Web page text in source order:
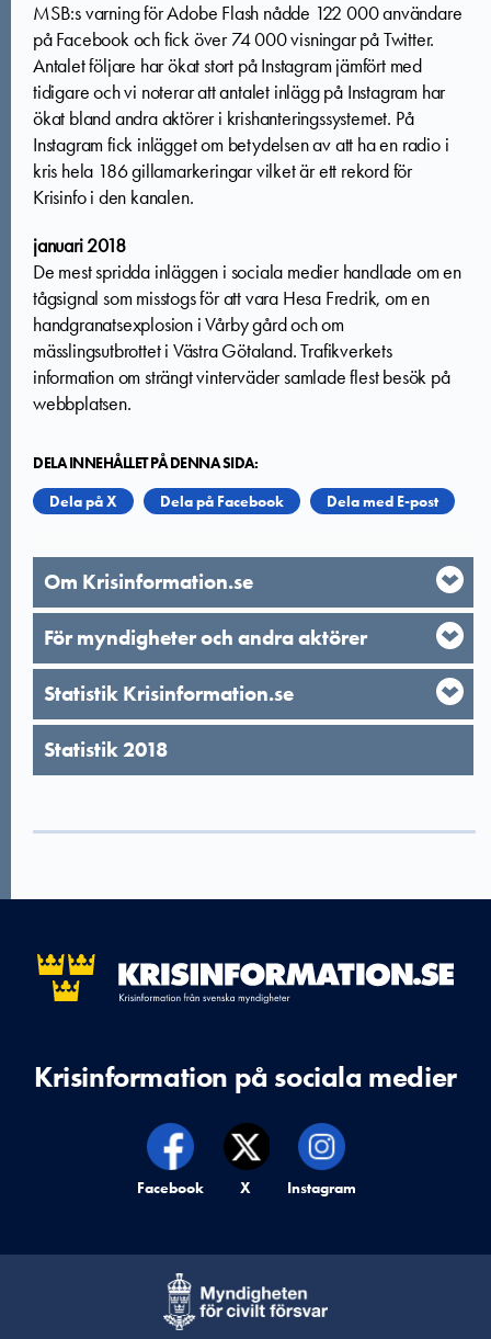
MSB:s varning för Adobe Flash nådde 122 000 användare
på Facebook och fick över 74 000 visningar på Twitter.
Antalet följare har ökat stort på Instagram jämfört med
tidigare och vi noterar att antalet inlägg på Instagram har
ökat bland andra aktörer i krishanteringssystemet. På
Instagram fick inlägget om betydelsen av att ha en radio i
kris hela 186 gillamarkeringar vilket är ett rekord för
Krisinfo i den kanalen.
januari 2018
De mest spridda inläggen i sociala medier handlade om en
tågsignal som misstogs för att vara Hesa Fredrik, om en
handgranatsexplosion i Vårby gård och om
mässlingsutbrottet i Västra Götaland. Trafikverkets
information om strängt vinterväder samlade flest besök på
webbplatsen.
DELA INNEHÅLLET PÅ DENNA SIDA:
Dela på X
Dela på Facebook Dela med E-post
Om Krisinformation.se
För myndigheter och andra aktörer
Statistik Krisinformation.se
Statistik 2018
Krisinformation på sociala medier
Krisinformation på,
Facebook Krisinformation på,
X Krisinformation på,
Instagram